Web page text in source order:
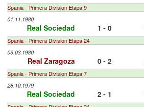
Spania - Primera Division Etapa 9
01.11.1980
Real Sociedad 1 - 0
Spania - Primera Division Etapa 24
09.03.1980
Real Zaragoza 0 - 2
Spania - Primera Division Etapa 7
28.10.1979
Real Sociedad 2 - 1